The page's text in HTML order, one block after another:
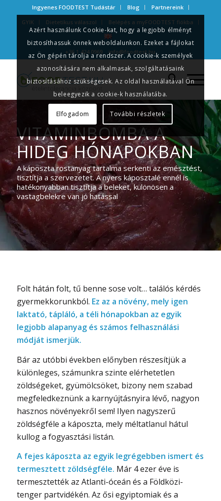
Ingyenes FOODTEST Tudástár Blog
Partnereink
GYIK
Dietetikus válaszol Belépés a myFOODTEST fiókba
+36 1 424 0969 info@foodtest.hu
VITAMINBOMBA A
HIDEG HÓNAPOKBAN
A káposzta rostanyag tartalma serkenti az emésztést,
tisztítja a szervezetet. A nyers káposztalé ennél is
hatékonyabban tisztítja a beleket, különösen a
vastagbelekre van jó hatással
Folt hátán folt, tű benne sose volt… találós kérdés
gyermekkorunkból. Ez az a növény, mely igen
laktató, tápláló, a téli hónapokban az egyik
legjobb alapanyag és számos felhasználási
módját ismerjük.
Bár az utóbbi években előnyben részesítjük a
különleges, számunkra szinte elérhetetlen
zöldségeket, gyümölcsöket, bizony nem szabad
megfeledkeznünk a karnyújtásnyira lévő, nagyon
hasznos növényekről sem! Ilyen nagyszerű
zöldségféle a káposzta, mely méltatlanul hátul
kullog a fogyasztási listán.
A fejes káposzta az egyik legrégebben ismert és
termesztett zöldségféle. Már 4 ezer éve is
termesztették az Atlanti-óceán és a Földközi-
tenger partvidékén. Az ősi egyiptomiak és a
Azért használunk Cookie-kat, hogy a legjobb élményt
biztosíthassuk önnek weboldalunkon. Ezeket a fájlokat
az Ön gépén tárolja a rendszer. A cookie-k személyek
azonosítására nem alkalmasak, szolgáltatásaink
biztosításához szükségesek. Az oldal használatával Ön
beleegyezik a cookie-k használatába.
Elfogadom További részletek